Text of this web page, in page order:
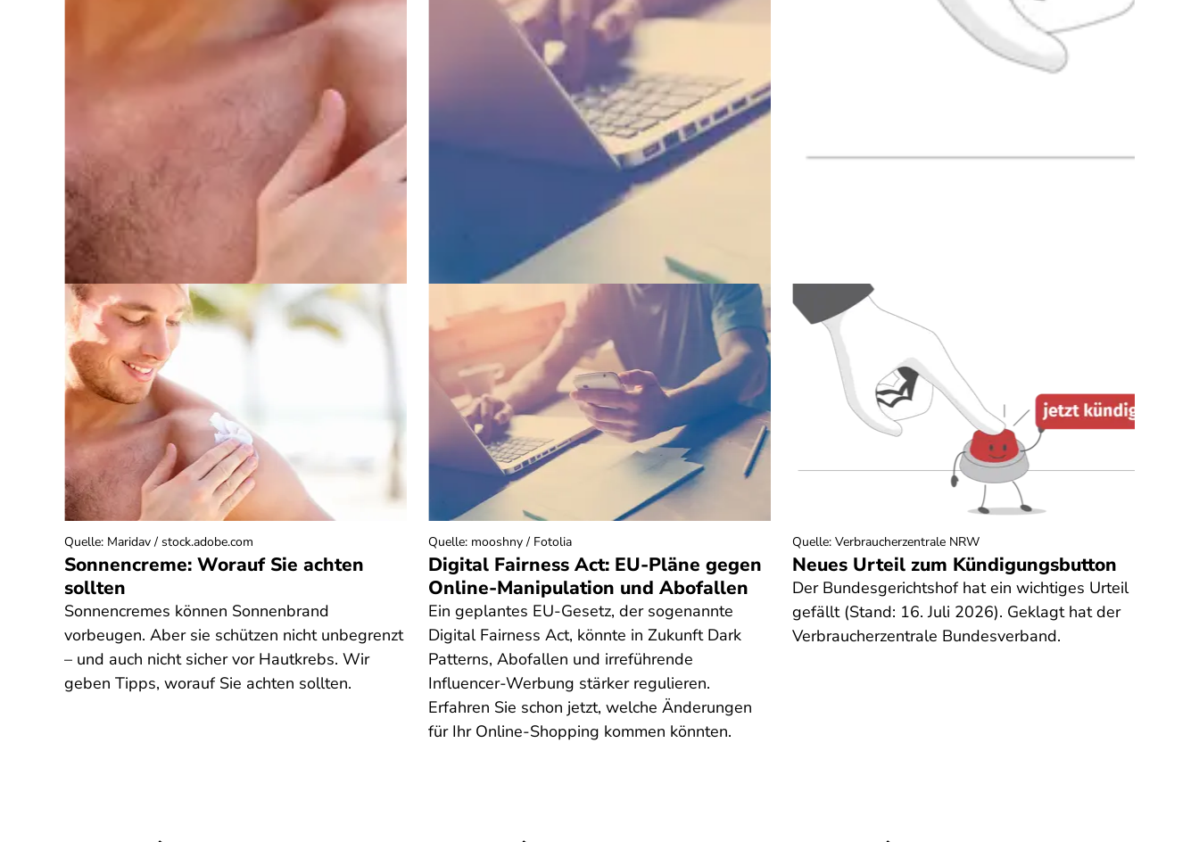
Sonnencreme: Worauf Sie achten
sollten
Sonnencremes können Sonnenbrand
vorbeugen. Aber sie schützen nicht unbegrenzt
– und auch nicht sicher vor Hautkrebs. Wir
geben Tipps, worauf Sie achten sollten.
Quelle: Maridav / stock.adobe.com
Digital Fairness Act: EU-Pläne gegen
Online-Manipulation und Abofallen
Ein geplantes EU-Gesetz, der sogenannte
Digital Fairness Act, könnte in Zukunft Dark
Patterns, Abofallen und irreführende
Influencer-Werbung stärker regulieren.
Erfahren Sie schon jetzt, welche Änderungen
für Ihr Online-Shopping kommen könnten.
Quelle: mooshny / Fotolia
Neues Urteil zum Kündigungsbutton
Der Bundesgerichtshof hat ein wichtiges Urteil
gefällt (Stand: 16. Juli 2026). Geklagt hat der
Verbraucherzentrale Bundesverband.
Quelle: Verbraucherzentrale NRW